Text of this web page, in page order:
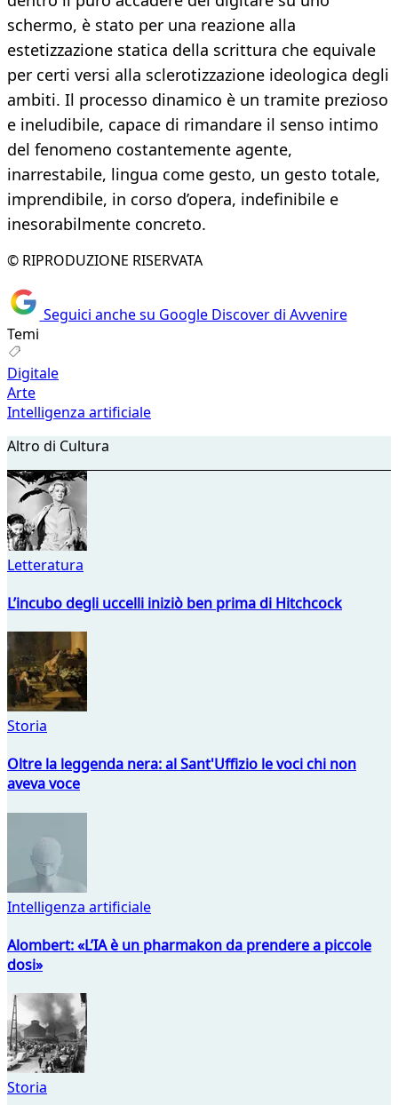
schermo, è stato per una reazione alla
estetizzazione statica della scrittura che equivale
per certi versi alla sclerotizzazione ideologica degli
ambiti. Il processo dinamico è un tramite prezioso
e ineludibile, capace di rimandare il senso intimo
del fenomeno costantemente agente,
inarrestabile, lingua come gesto, un gesto totale,
imprendibile, in corso d’opera, indefinibile e
inesorabilmente concreto.
© RIPRODUZIONE RISERVATA
Seguici anche su Google Discover di Avvenire
Temi
Digitale
Arte
Intelligenza artificiale
Altro di Cultura
Letteratura
L’incubo degli uccelli iniziò ben prima di Hitchcock
Storia
Oltre la leggenda nera: al Sant'Uffizio le voci chi non
aveva voce
Intelligenza artificiale
Alombert: «L’IA è un pharmakon da prendere a piccole
dosi»
Storia